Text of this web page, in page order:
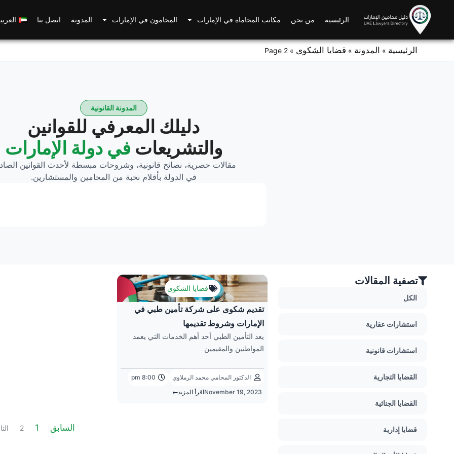
content
الرئيسية من نحن مكاتب المحاماة في الإمارات المحامون في الإمارات المدونة اتصل بنا
الرئيسية » المدونة » قضايا الشكوى »
Page 2
المدونة القانونية
دليلك المعرفي للقوانين
والتشريعات في دولة الإمارات
مقالات حصرية، نصائح قانونية، وشروحات مبسطة لأحدث القوانين
في الدولة بأقلام نخبة من المحامين والمستشارين.
تصفية المقالات
الكل
استشارات عقارية
استشارات قانونية
القضايا التجارية
القضايا الجنائية
قضايا إدارية
قضايا الشكوى
تقديم شكوى على شركة تأمين طبي في
الإمارات وشروط تقديمها
يعد التأمين الطبي أحد أهم الخدمات التي يعمد
المواطنين والمقيمين
الدكتور المحامي محمد الرملاوي
8:00 pm
November 19, 2023اقرأ المزيد
السابق 1
2